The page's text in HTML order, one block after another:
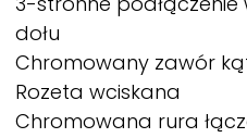
dołu
Chromowany zawór
Rozeta wciskana
Chromowana rura